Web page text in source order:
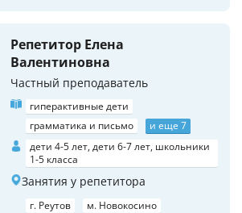
Репетитор Елена
Валентиновна
Частный преподаватель
гиперактивные дети
грамматика и письмо
и еще 7
дети 4-5 лет, дети 6-7 лет, школьники
1-5 класса
Занятия у репетитора
г. Реутов м. Новокосино